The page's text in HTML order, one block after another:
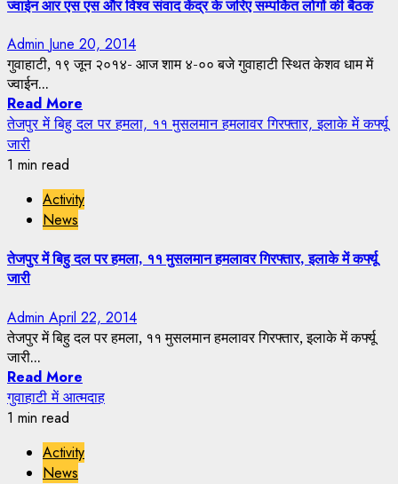
ज्वाईन आर एस एस और विश्व संवाद केंद्र के जरिए सम्पर्कित लोगों की बैठक
Admin June 20, 2014
गुवाहाटी, १९ जून २०१४- आज शाम ४-०० बजे गुवाहाटी स्थित केशव धाम में
ज्वाईन...
Read More
तेजपुर में बिहु दल पर हमला, ११ मुसलमान हमलावर गिरफ्तार, इलाके में कर्फ्यू
जारी
1 min read
Activity
News
तेजपुर में बिहु दल पर हमला, ११ मुसलमान हमलावर गिरफ्तार, इलाके में कर्फ्यू
जारी
Admin April 22, 2014
तेजपुर में बिहु दल पर हमला, ११ मुसलमान हमलावर गिरफ्तार, इलाके में कर्फ्यू
जारी...
Read More
गुवाहाटी में आत्मदाह
1 min read
Activity
News